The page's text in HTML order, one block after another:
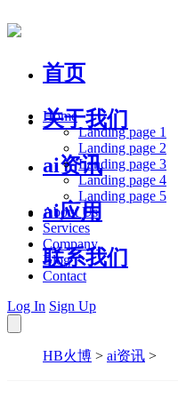
首页
关于我们
ai资讯
ai应用
联系我们
Home
Landing page 1
Landing page 2
Landing page 3
Landing page 4
Landing page 5
About Us
Services
Company
Blog
Contact
Log In Sign Up
HB火博 > ai资讯 >